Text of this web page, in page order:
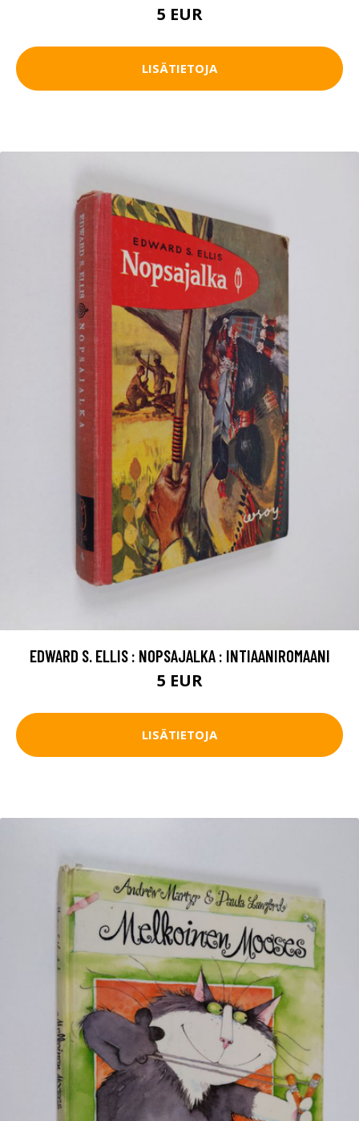
5 EUR
LISÄTIETOJA
EDWARD S. ELLIS : NOPSAJALKA : INTIAANIROMAANI
5 EUR
LISÄTIETOJA